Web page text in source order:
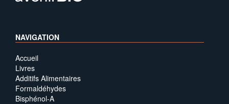
NAVIGATION
Accueil
Livres
Additifs Alimentaires
Formaldéhydes
Bisphénol-A